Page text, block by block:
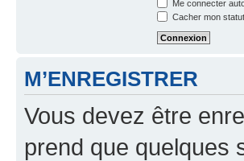
Me connecter
Cacher mon
M’ENREGISTRER
Vous devez être
prend que quelques